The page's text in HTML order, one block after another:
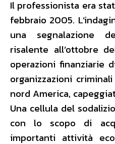
Il professionista era
febbraio 2005.
una segnalazione
risalente all’ottobre
operazioni finanziarie
organizzazioni
nord America,
Una cellula del
con lo scopo di
importanti attività